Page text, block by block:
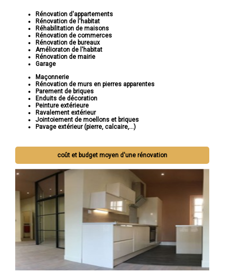
Rénovation d'appartements
Rénovation de l'habitat
Réhabilitation de maisons
Rénovation de commerces
Rénovation de bureaux
Amélioraton de l'habitat
Rénovation de mairie
Garage
Maçonnerie
Rénovation de murs en pierres apparentes
Parement de briques
Enduits de décoration
Peinture extérieure
Ravalement extérieur
Jointoiement de moellons et briques
Pavage extérieur (pierre, calcaire,...)
coût et budget moyen d'une rénovation